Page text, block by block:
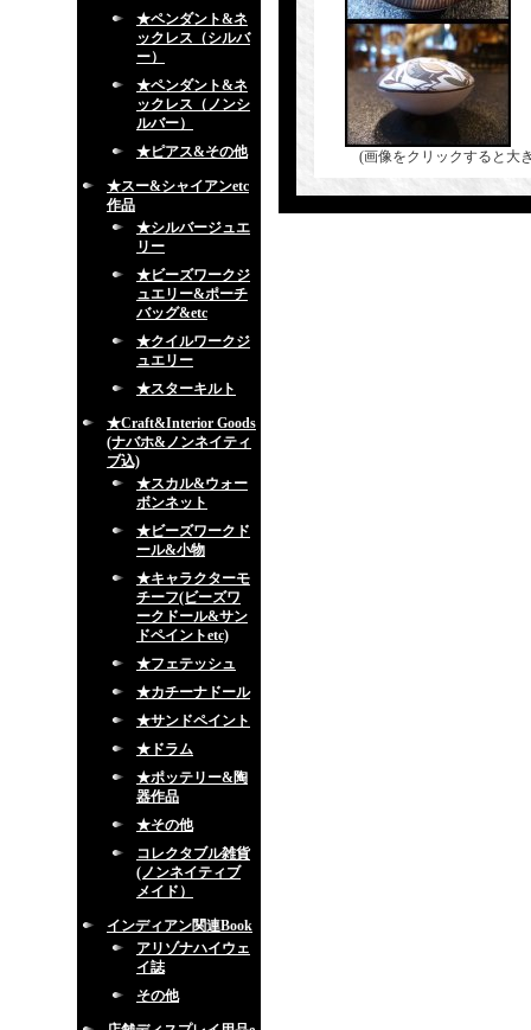
★ペンダント&ネ
ックレス（シルバ
ー）
★ペンダント&ネ
ックレス（ノンシ
ルバー）
★ピアス&その他
★スー&シャイアンetc
作品
★シルバージュエ
リー
★ビーズワークジ
ュエリー&ポーチ
バッグ&etc
★クイルワークジ
ュエリー
★スターキルト
★Craft&Interior Goods
(ナバホ&ノンネイティ
ブ込)
★スカル&ウォー
ボンネット
★ビーズワークド
ール&小物
★キャラクターモ
チーフ(ビーズワ
ークドール&サン
ドペイントetc)
★フェテッシュ
★カチーナドール
★サンドペイント
★ドラム
★ポッテリー&陶
器作品
★その他
コレクタブル雑貨
(ノンネイティブ
メイド）
インディアン関連Book
アリゾナハイウェ
イ誌
その他
(画像をクリックすると大